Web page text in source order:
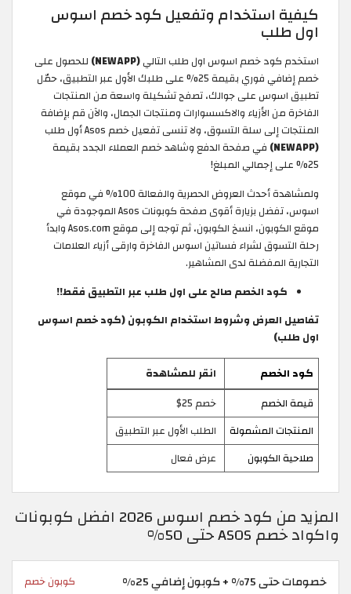
كيفية استخدام وتفعيل كود خصم اسوس
اول طلب
استخدم كود خصم اسوس اول طلب التالي(NEWAPP)
للحصول على
خصم إضافي فوري بقيمة 25% على طلبك الأول عبر التطبيق، حمّل
تطبيق اسوس على جوالك، تصفح تشكيلة واسعة من المنتجات
الفاخرة من الأزياء والاكسسوارات ومنتجات الجمال، والآن قم بإضافة
المنتجات إلى سلة التسوق، ولا تنسى تفعيل خصم Asos أول طلب
(NEWAPP)
في صفحة الدفع وشاهد خصم العملاء الجدد بقيمة
25% على إجمالي المبلغ!
ولمشاهدة أحدث العروض الحصرية والفعالة 100% في موقع
اسوس، تفضل بزيارة أقوى صفحة كوبونات Asos الموجودة في
موقع الكوبون، انسخ الكوبون، ثم توجه إلى موقع Asos.com وابدأ
رحلة التسوق لشراء فساتين اسوس الفاخرة وارقى أزياء العلامات
التجارية المفضلة لدى المشاهير.
كود الخصم صالح على اول طلب عبر التطبيق فقط!!
تفاصيل العرض وشروط استخدام الكوبون (كود خصم اسوس
اول طلب)
كود الخصم
انقر للمشاهدة
قيمة الخصم
خصم 25$
المنتجات المشمولة
الطلب الأول عبر التطبيق
صلاحية الكوبون
عرض فعال
المزيد من كود خصم اسوس 2026 افضل كوبونات
واكواد خصم ASOS حتى 50%
خصومات حتى 75% + كوبون إضافي 25% كوبون خصم